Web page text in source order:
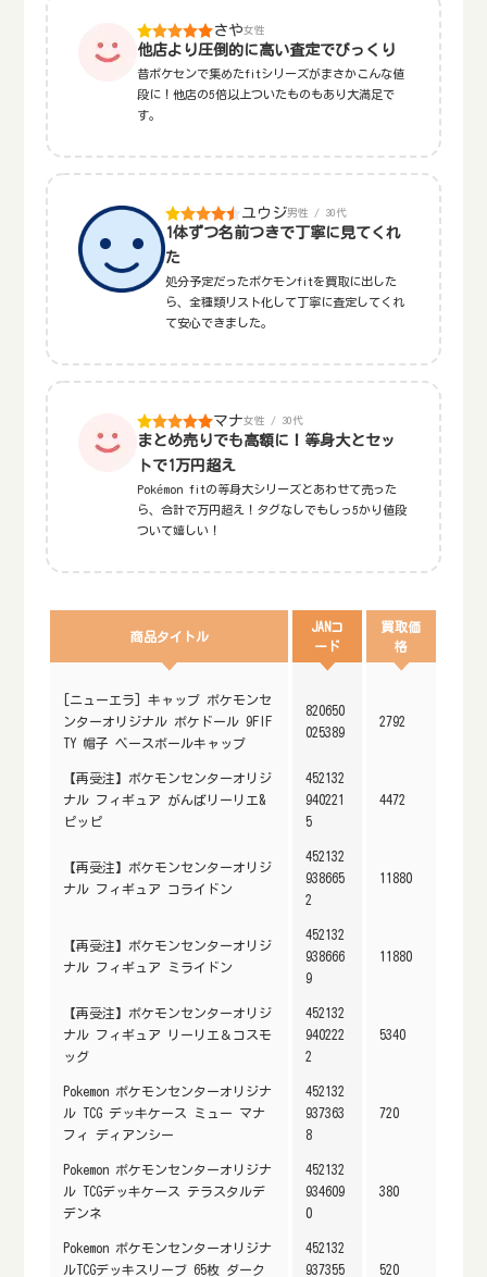
さや女性
他店より圧倒的に高い査定でびっくり
昔ポケセンで集めたfitシリーズがまさかこんな値
段に！他店の5倍以上ついたものもあり大満足で
す。
ユウジ男性 / 30代
1体ずつ名前つきで丁寧に見てくれ
た
処分予定だったポケモンfitを買取に出した
ら、全種類リスト化して丁寧に査定してくれ
て安心できました。
マナ女性 / 30代
まとめ売りでも高額に！等身大とセッ
トで1万円超え
Pokémon fitの等身大シリーズとあわせて売った
ら、合計で万円超え！タグなしでもしっ5かり値段
ついて嬉しい！
商品タイトル
JANコ
ード
買取価
格
[ニューエラ] キャップ ポケモンセ
ンターオリジナル ポケドール 9FIF
TY 帽子 ベースボールキャップ
820650
025389
2792
【再受注】ポケモンセンターオリジ
ナル フィギュア がんばリーリエ&
ピッピ
452132
940221
5
4472
【再受注】ポケモンセンターオリジ
ナル フィギュア コライドン
452132
938665
2
11880
【再受注】ポケモンセンターオリジ
ナル フィギュア ミライドン
452132
938666
9
11880
【再受注】ポケモンセンターオリジ
ナル フィギュア リーリエ＆コスモ
ッグ
452132
940222
2
5340
Pokemon ポケモンセンターオリジナ
ル TCG デッキケース ミュー マナ
フィ ディアンシー
452132
937363
8
720
Pokemon ポケモンセンターオリジナ
ル TCGデッキケース テラスタルデ
デンネ
452132
934609
0
380
Pokemon ポケモンセンターオリジナ
ルTCGデッキスリーブ 65枚 ダーク
452132
937355
520